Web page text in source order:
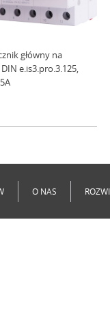
główny na
e.is3.pro.3.125,
O NAS